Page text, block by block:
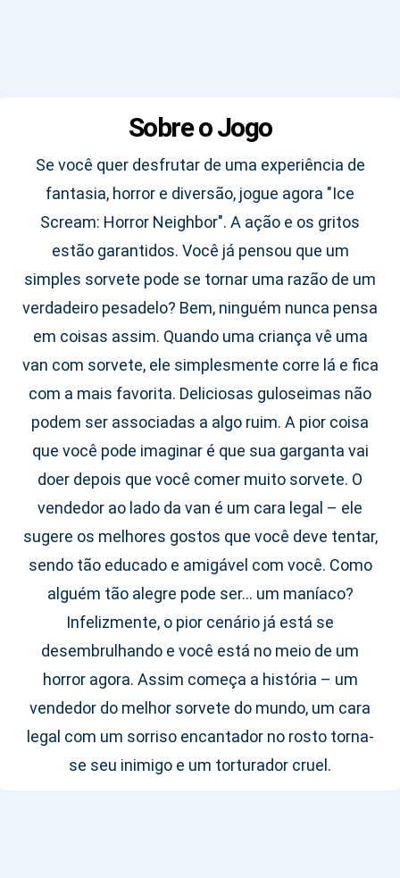
Sobre o Jogo
Se você quer desfrutar de uma experiência de
fantasia, horror e diversão, jogue agora "Ice
Scream: Horror Neighbor". A ação e os gritos
estão garantidos. Você já pensou que um
simples sorvete pode se tornar uma razão de um
verdadeiro pesadelo? Bem, ninguém nunca pensa
em coisas assim. Quando uma criança vê uma
van com sorvete, ele simplesmente corre lá e fica
com a mais favorita. Deliciosas guloseimas não
podem ser associadas a algo ruim. A pior coisa
que você pode imaginar é que sua garganta vai
doer depois que você comer muito sorvete. O
vendedor ao lado da van é um cara legal – ele
sugere os melhores gostos que você deve tentar,
sendo tão educado e amigável com você. Como
alguém tão alegre pode ser... um maníaco?
Infelizmente, o pior cenário já está se
desembrulhando e você está no meio de um
horror agora. Assim começa a história – um
vendedor do melhor sorvete do mundo, um cara
legal com um sorriso encantador no rosto torna-
se seu inimigo e um torturador cruel.